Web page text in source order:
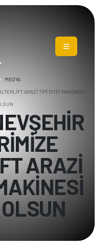
ARAZİ
MEDYA
ARAZİ TİPİ İSTİF MAKİNESİ